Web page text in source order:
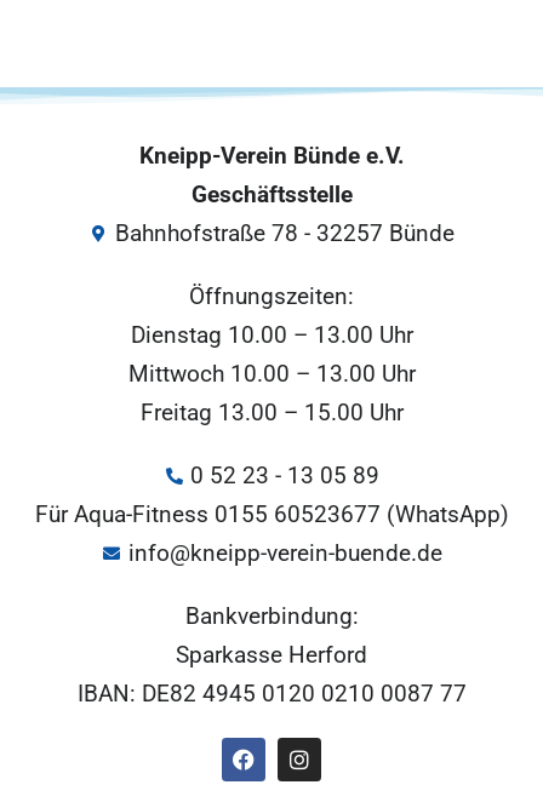
Kneipp-Verein Bünde e.V.
Geschäftsstelle
Bahnhofstraße 78 - 32257 Bünde
Öffnungszeiten:
Dienstag 10.00 – 13.00 Uhr
Mittwoch 10.00 – 13.00 Uhr
Freitag 13.00 – 15.00 Uhr
0 52 23 - 13 05 89
Für Aqua-Fitness 0155 60523677 (WhatsApp)
info@kneipp-verein-buende.de
Bankverbindung:
Sparkasse Herford
IBAN: DE82 4945 0120 0210 0087 77